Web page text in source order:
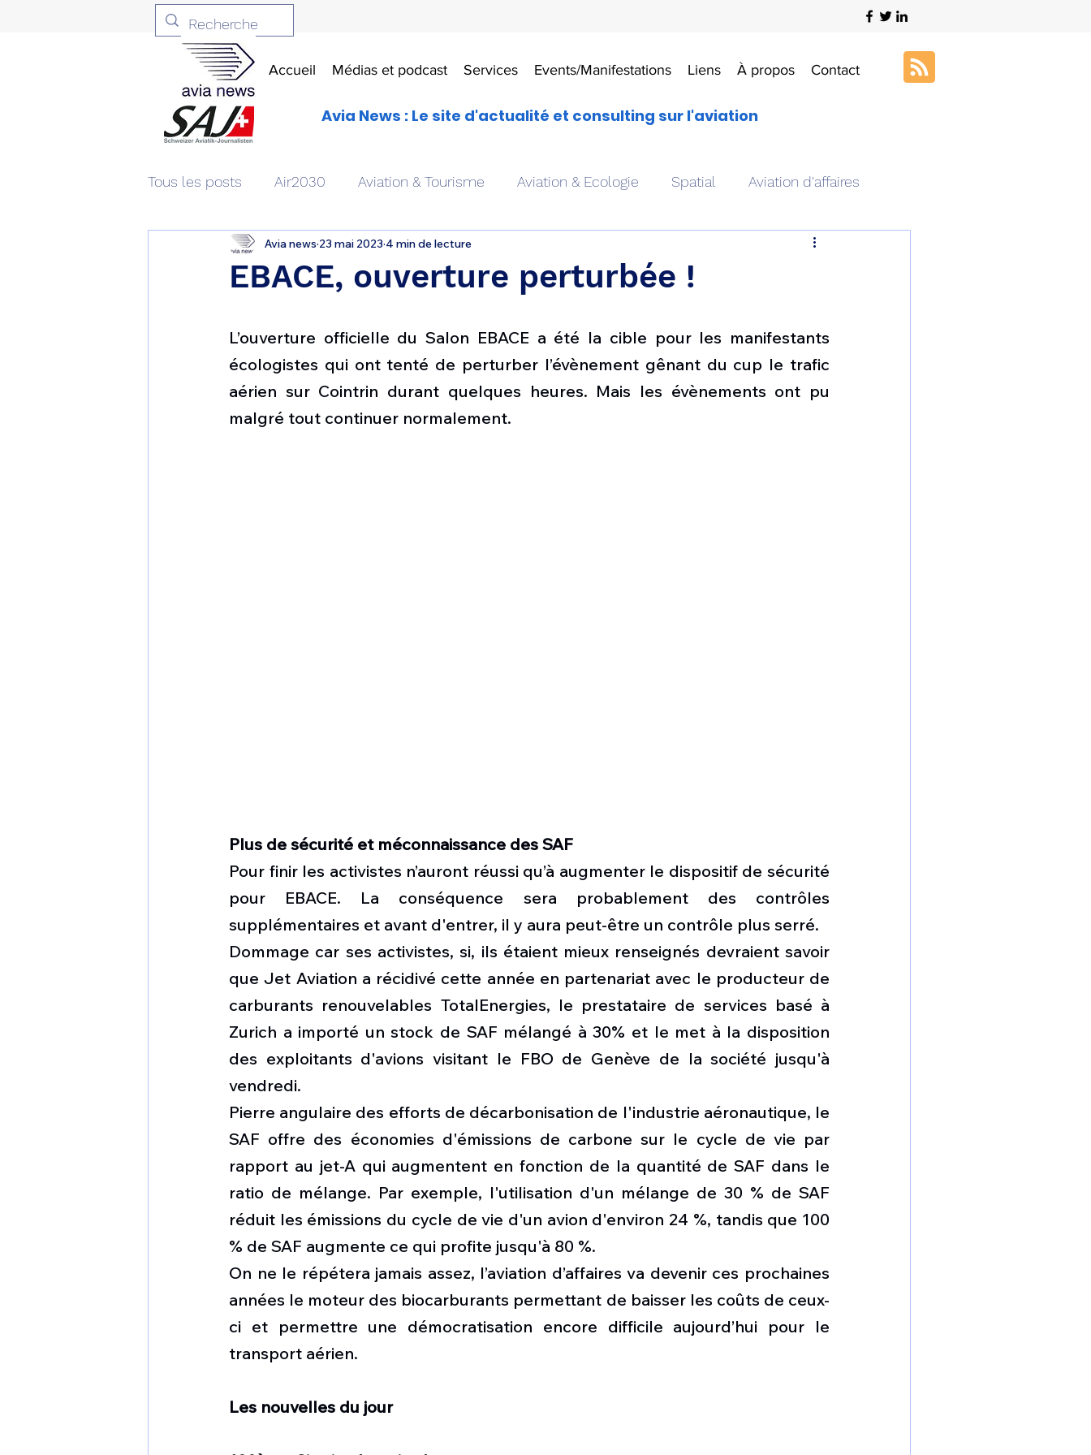
Accueil Médias et podcast Services Events/Manifestations Liens À propos Contact
Avia News : Le site d'actualité et consulting sur l'aviation
Tous les posts Air2030 Aviation & Tourisme Aviation & Ecologie Spatial Aviation d'affaires
Aviation & Défense Livres Drones aériens Art & Aviation
1 er avril Motorisation Défense sol-air DSA Amphibie Drones Composante ESPACE
EBACE, ouverture perturbée !
Avia news 23 mai 2023 4 min de lecture
L’ouverture officielle du Salon EBACE a été la cible pour les manifestants
écologistes qui ont tenté de perturber l’évènement gênant du cup le trafic
aérien sur Cointrin durant quelques heures. Mais les évènements ont pu
malgré tout continuer normalement.
Plus de sécurité et méconnaissance des SAF
Pour finir les activistes n’auront réussi qu’à augmenter le dispositif de sécurité
pour EBACE. La conséquence sera probablement des contrôles
supplémentaires et avant d'entrer, il y aura peut-être un contrôle plus serré.
Dommage car ses activistes, si, ils étaient mieux renseignés devraient savoir
que Jet Aviation a récidivé cette année en partenariat avec le producteur de
carburants renouvelables TotalEnergies, le prestataire de services basé à
Zurich a importé un stock de SAF mélangé à 30% et le met à la disposition
des exploitants d'avions visitant le FBO de Genève de la société jusqu'à
vendredi.
Pierre angulaire des efforts de décarbonisation de l'industrie aéronautique, le
SAF offre des économies d'émissions de carbone sur le cycle de vie par
rapport au jet-A qui augmentent en fonction de la quantité de SAF dans le
ratio de mélange. Par exemple, l'utilisation d'un mélange de 30 % de SAF
réduit les émissions du cycle de vie d'un avion d'environ 24 %, tandis que 100
% de SAF augmente ce qui profite jusqu'à 80 %.
On ne le répétera jamais assez, l’aviation d’affaires va devenir ces prochaines
années le moteur des biocarburants permettant de baisser les coûts de ceux-
ci et permettre une démocratisation encore difficile aujourd’hui pour le
transport aérien.
Les nouvelles du jour